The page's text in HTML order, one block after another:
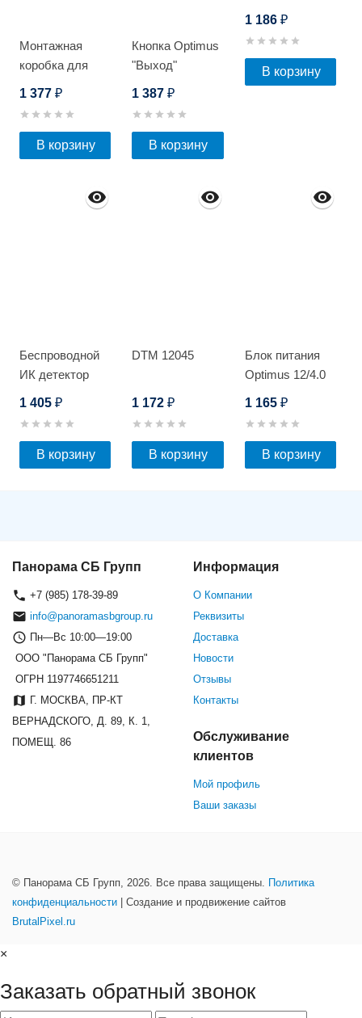
Монтажная
коробка для
1 377 ₽
В корзину
Кнопка Optimus
"Выход"
1 387₽
В корзину
1 186 ₽
В корзину
Беспроводной
ИК детектор
1 405 ₽
В корзину
DTM 12045
1 172₽
В корзину
Блок питания
Optimus 12/4.0
1 165 ₽
В корзину
Панорама СБ Групп
+7 (985) 178-39-89
info@panoramasbgroup.ru
Пн—Вс 10:00—19:00
ООО "Панорама СБ Групп"
ОГРН 1197746651211
Г. МОСКВА, ПР-КТ
ВЕРНАДСКОГО, Д. 89, К. 1,
ПОМЕЩ. 86
Информация
О Компании
Реквизиты
Доставка
Новости
Отзывы
Контакты
Обслуживание
клиентов
Мой профиль
Ваши заказы
© Панорама СБ Групп, 2026. Все права защищены. Политика
конфиденциальности | Создание и продвижение сайтов
BrutalPixel.ru
×
Заказать обратный звонок